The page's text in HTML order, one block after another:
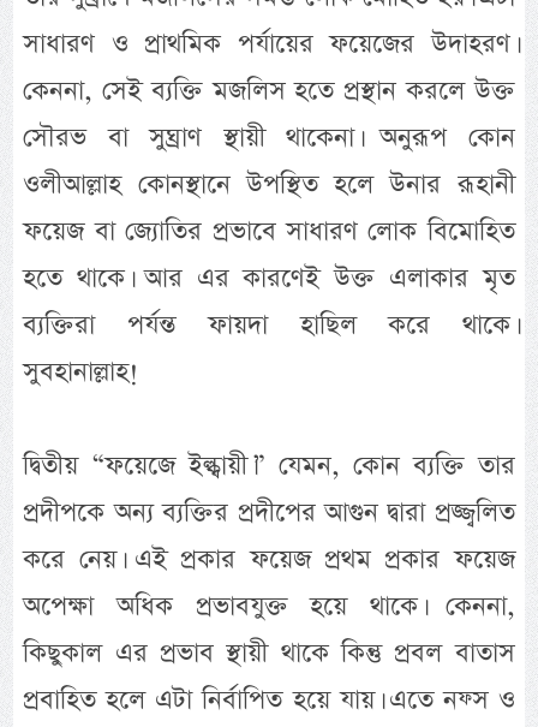
সাধারণ ও প্রাথমিক পর্যায়ের ফয়েজের উদাহরণ।
কেননা, সেই ব্যক্তি মজলিস হতে প্রস্থান করলে উক্ত
সৌরভ বা সুঘ্রাণ স্থায়ী থাকেনা। অনুরূপ কোন
ওলীআল্লাহ কোনস্থানে উপস্থিত হলে উনার রূহানী
ফয়েজ বা জ্যোতির প্রভাবে সাধারণ লোক বিমোহিত
হতে থাকে। আর এর কারণেই উক্ত এলাকার মৃত
ব্যক্তিরা পর্যন্ত ফায়দা হাছিল করে থাকে।
সুবহানাল্লাহ!
দ্বিতীয় “ফয়েজে ইল্ক্বায়ী।” যেমন, কোন ব্যক্তি তার
প্রদীপকে অন্য ব্যক্তির প্রদীপের আগুন দ্বারা প্রজ্জ্বলিত
করে নেয়। এই প্রকার ফয়েজ প্রথম প্রকার ফয়েজ
অপেক্ষা অধিক প্রভাবযুক্ত হয়ে থাকে। কেননা,
কিছুকাল এর প্রভাব স্থায়ী থাকে কিন্তু প্রবল বাতাস
প্রবাহিত হলে এটা নির্বাপিত হয়ে যায়। এতে নফ্স ও